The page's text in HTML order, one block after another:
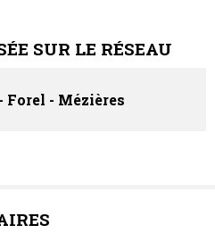
SUR LE RÉSEAU
Forel - Mézières